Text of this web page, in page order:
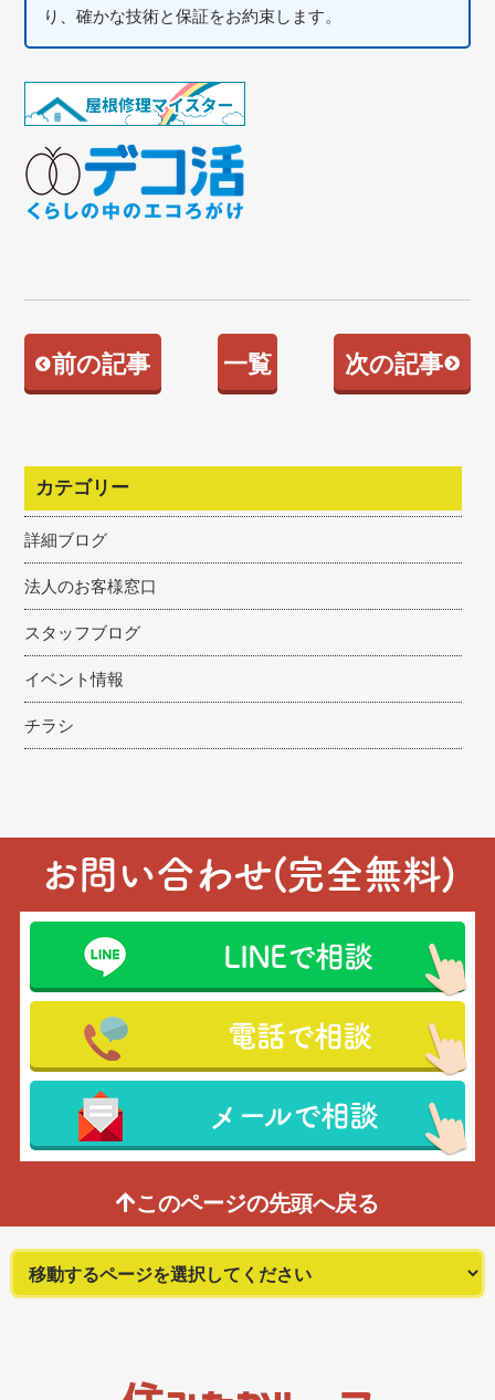
り、確かな技術と保証をお約束します。
前の記事 一覧 次の記事
カテゴリー
詳細ブログ
法人のお客様窓口
スタッフブログ
イベント情報
チラシ
お問い合わせ(完全無料)
LINEで相談
電話で相談
メールで相談
このページの先頭へ戻る